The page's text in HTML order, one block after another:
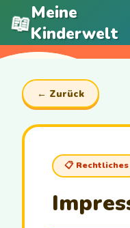
📖Meine
Kinderwelt
← Zurück
📋 Rechtliches